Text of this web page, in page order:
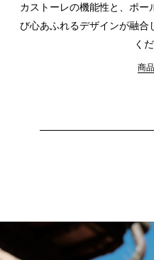
カストーレの機能性と、ポ
び心あふれるデザインが融
く
商